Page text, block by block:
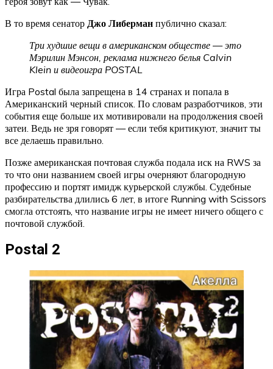
В то время сенатор Джо Либерман публично сказал:
Три худшие вещи в американском обществе — это
Мэрилин Мэнсон, реклама нижнего белья Calvin
Klein и видеоигра POSTAL
Игра Postal была запрещена в 14 странах и попала в
Американский черный список. По словам разработчиков, эти
события еще больше их мотивировали на продолжения своей
затеи. Ведь не зря говорят — если тебя критикуют, значит ты
все делаешь правильно.
Позже американская почтовая служба подала иск на RWS за
то что они названием своей игры очерняют благородную
профессию и портят имидж курьерской службы. Судебные
разбирательства длились 6 лет, в итоге Running with Scissors
смогла отстоять, что название игры не имеет ничего общего с
почтовой службой.
Postal 2